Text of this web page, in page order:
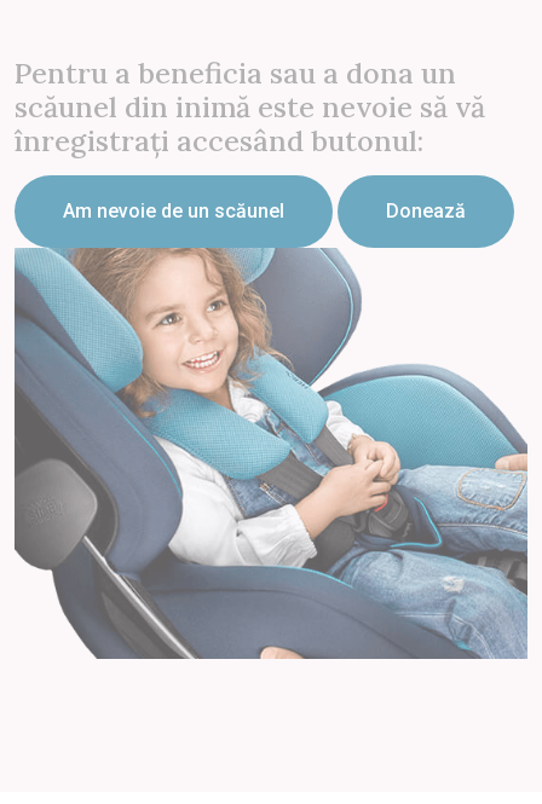
Pentru a beneficia sau a dona un
scăunel din inimă este nevoie să vă
înregistrați accesând butonul:
Am nevoie de un scăunel Donează